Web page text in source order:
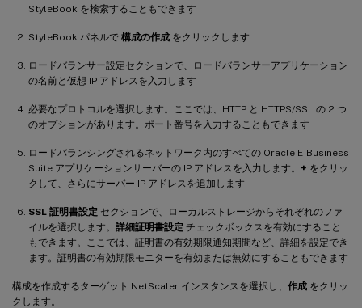
StyleBook を検索することもできます
StyleBook パネルで 構成の作成 をクリックします
ロードバランサー設定セクションで、ロードバランサーアプリケーション
の名前と仮想 IP アドレスを入力します
必要なプロトコルを選択します。ここでは、HTTP と HTTPS/SSL の 2 つ
のオプションがあります。ポート番号を入力することもできます
ロードバランシングされるネットワーク内のすべての Oracle E-Business
Suite アプリケーションサーバーの IP アドレスを入力します。 + をクリッ
クして、さらにサーバー IP アドレスを追加します
SSL 証明書設定 セクションで、ローカルストレージからそれぞれのファ
イルを選択します。 詳細証明書設定 チェックボックスを有効にすること
もできます。ここでは、証明書の有効期限通知期間など、詳細を設定でき
ます。証明書の有効期限モニターを有効または無効にすることもできます
構成を作成するターゲット NetScaler インスタンスを選択し、 作成 をクリッ
クします。